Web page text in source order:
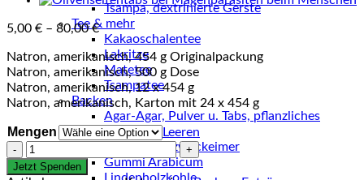
Tsampa, dextrinierte Gerste
Tee & mehr
Kakaoschalentee
Lakritze
Matetee
Tsampatee
Backen
Agar-Agar, Pulver u. Tabs, pflanzliches
Gelantine
Behälter, Allzweckeimer
Gummi Arabicum
5,00 € – 80,00€
Natron, amerikanisch, 454 g Originalpackung
Natron, amerikanisch, 500 g Dose
Natron, amerikanisch, 12 x 454 g
Natron, amerikanisch, Karton mit 24 x 454 g
Mengen
Leeren
Natron
(Baking
Jetzt Spenden